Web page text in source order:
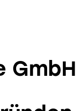
GmbH